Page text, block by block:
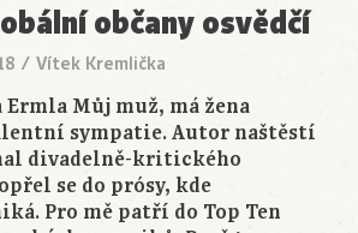
občany osvědčí
/ Vítek Kremlička
Můj muž, má žena
sympatie. Autor naštěstí
divadelně-kritického
se do prósy, kde
Pro mě patří do Top Ten